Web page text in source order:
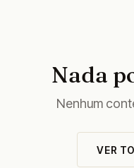
Nada
Nenhum
VER